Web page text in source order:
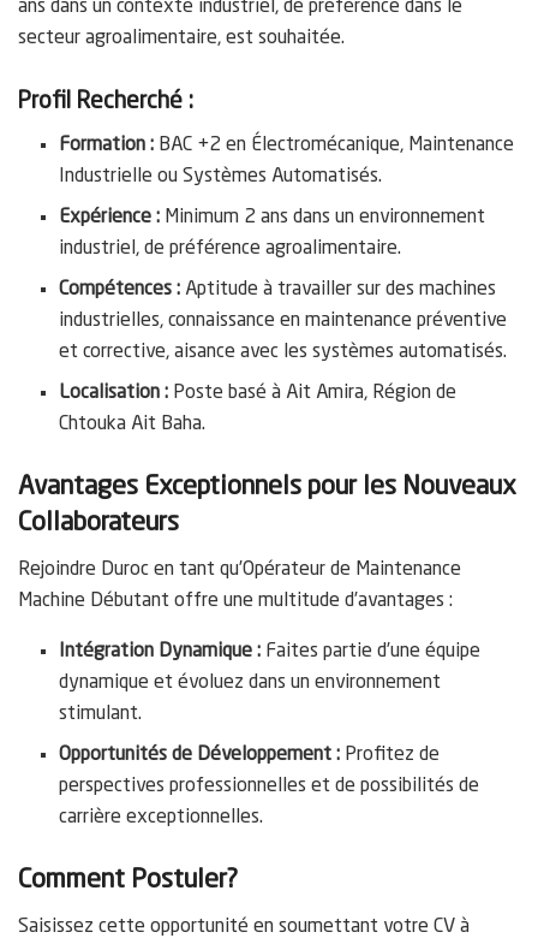
ans dans un contexte industriel, de préférence dans le
secteur agroalimentaire, est souhaitée.
Profil Recherché :
Formation : BAC +2 en Électromécanique, Maintenance
Industrielle ou Systèmes Automatisés.
Expérience : Minimum 2 ans dans un environnement
industriel, de préférence agroalimentaire.
Compétences : Aptitude à travailler sur des machines
industrielles, connaissance en maintenance préventive
et corrective, aisance avec les systèmes automatisés.
Localisation : Poste basé à Ait Amira, Région de
Chtouka Ait Baha.
Avantages Exceptionnels pour les Nouveaux
Collaborateurs
Rejoindre Duroc en tant qu’Opérateur de Maintenance
Machine Débutant offre une multitude d’avantages :
Intégration Dynamique : Faites partie d’une équipe
dynamique et évoluez dans un environnement
stimulant.
Opportunités de Développement : Profitez de
perspectives professionnelles et de possibilités de
carrière exceptionnelles.
Comment Postuler?
Saisissez cette opportunité en soumettant votre CV à